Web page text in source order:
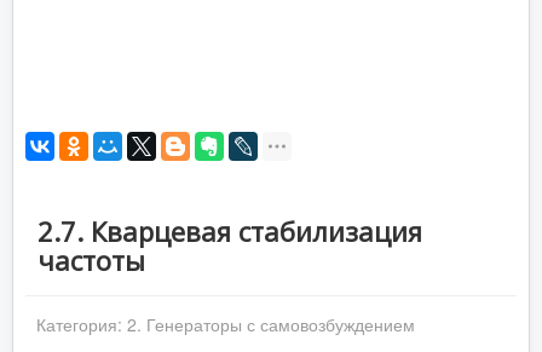
2.7. Кварцевая стабилизация
частоты
Категория: 2. Генераторы с самовозбуждением